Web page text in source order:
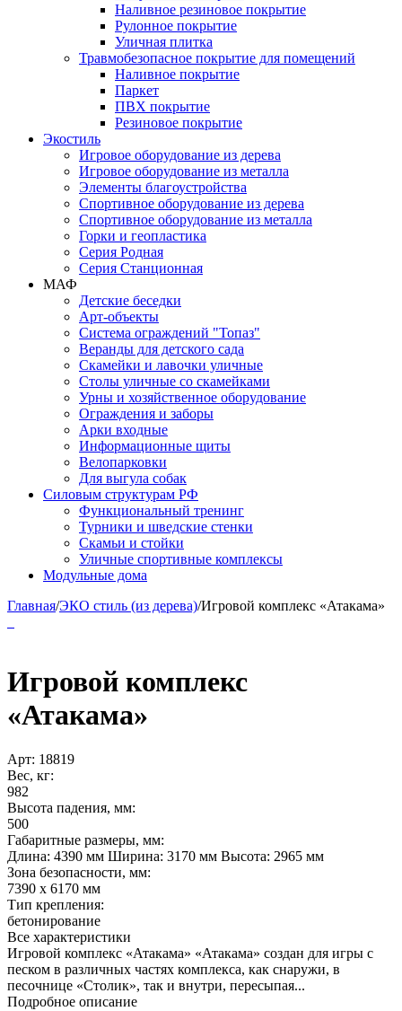
Наливное резиновое покрытие
Рулонное покрытие
Уличная плитка
Травмобезопасное покрытие для помещений
Наливное покрытие
Паркет
ПВХ покрытие
Резиновое покрытие
Экостиль
Игровое оборудование из дерева
Игровое оборудование из металла
Элементы благоустройства
Спортивное оборудование из дерева
Спортивное оборудование из металла
Горки и геопластика
Серия Родная
Серия Станционная
МАФ
Детские беседки
Арт-объекты
Система ограждений "Топаз"
Веранды для детского сада
Скамейки и лавочки уличные
Столы уличные со скамейками
Урны и хозяйственное оборудование
Ограждения и заборы
Арки входные
Информационные щиты
Велопарковки
Для выгула собак
Силовым структурам РФ
Функциональный тренинг
Турники и шведские стенки
Скамьи и стойки
Уличные спортивные комплексы
Модульные дома
Главная/ЭКО стиль (из дерева)/Игровой комплекс «Атакама»
Игровой комплекс
«Атакама»
Арт: 18819
Вес, кг:
982
Высота падения, мм:
500
Габаритные размеры, мм:
Длина: 4390 мм Ширина: 3170 мм Высота: 2965 мм
Зона безопасности, мм:
7390 x 6170 мм
Тип крепления:
бетонирование
Все характеристики
Игровой комплекс «Атакама» «Атакама» создан для игры с
песком в различных частях комплекса, как снаружи, в
песочнице «Столик», так и внутри, пересыпая...
Подробное описание